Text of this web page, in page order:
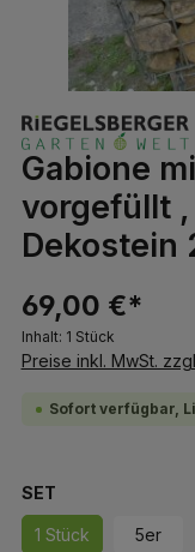
Gabione
vorgefüllt
Dekostein
69,00 €*
Inhalt: 1 Stück
Preise inkl. MwSt.
Sofort verfügbar,
SETauswählen
1 Stück 5er